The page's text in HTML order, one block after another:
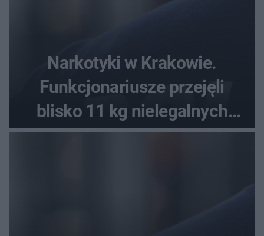
Narkotyki w Krakowie.
Funkcjonariusze przejęli
blisko 11 kg nielegalnych
substancji